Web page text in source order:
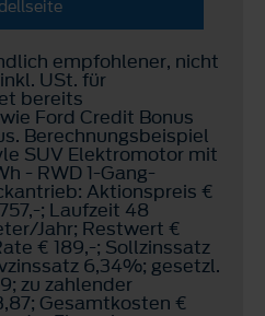
empfohlener, nicht
USt. für
bereits
Ford Credit Bonus
Berechnungsbeispiel
SUV Elektromotor mit
- RWD 1-Gang-
Aktionspreis €
; Laufzeit 48
Jahr; Restwert €
€ 189,-; Sollzinssatz
6,34%; gesetzl.
zu zahlender
Gesamtkosten €